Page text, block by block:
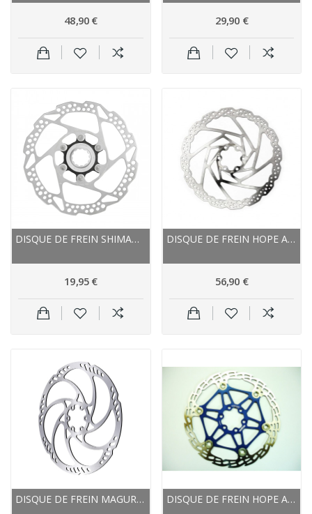
48,90 € 29,90 €
DISQUE DE FREIN SHIMANO ACIER INOX SM RT54
19,95 €
DISQUE DE FREIN HOPE ACIER INOX UNIVERSAL...
56,90 €
DISQUE DE FREIN MAGURA ACIER INOX STORM HC DISQUE DE FREIN HOPE ACIER INOX SAW (DENT DE...